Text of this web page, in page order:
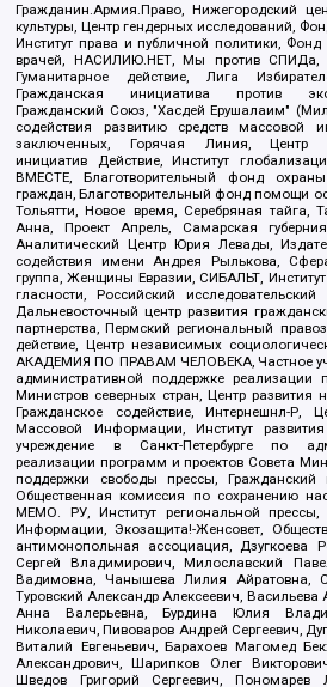
Гражданин.Армия.Право, Нижегородский
культуры, Центр гендерных исследований,
Институт права и публичной политики,
врачей, НАСИЛИЮ.НЕТ, Мы против СПИДа,
Гуманитарное действие, Лига
Гражданская инициатива против
Гражданский Союз, "Хасдей Ерушалаим"
содействия развитию средств
заключенных, Горячая Линия, Центр
инициатив Действие, Институт
ВМЕСТЕ, Благотворительный фонд
граждан, Благотворительный фонд помощи
Тольятти, Новое время, Серебряная тайга,
Анна, Проект Апрель, Самарская
Аналитический Центр Юрия Левады,
содействия имени Андрея Рылькова,
группа, Женщины Евразии, СИБАЛЬТ,
гласности, Российский
Дальневосточный центр развития
партнерства, Пермский региональный
действие, Центр независимых
АКАДЕМИЯ ПО ПРАВАМ ЧЕЛОВЕКА, Частное
административной поддержке реализации
Министров северных стран, Центр развития
Гражданское содействие, Интернешнл-Р,
Массовой Информации, Институт
учреждение в Санкт-Петербурге по
реализации программ и проектов Совета
поддержки свободы прессы, Гражданский
Общественная комиссия по сохранению
МЕМО. РУ, Институт региональной прессы,
Информации, Экозащита!-Женсовет,
антимонопольная ассоциация, Дзугкоева
Сергей Владимирович, Милославский
Вадимовна, Чанышева Лилия Айратовна,
Туровский Александр Алексеевич, Васильева
Анна Валерьевна, Бурдина Юлия
Николаевич, Пивоваров Андрей Сергеевич,
Виталий Евгеньевич, Барахоев Магомед
Александрович, Шарипков Олег
Шведов Григорий Сергеевич, Пономарев